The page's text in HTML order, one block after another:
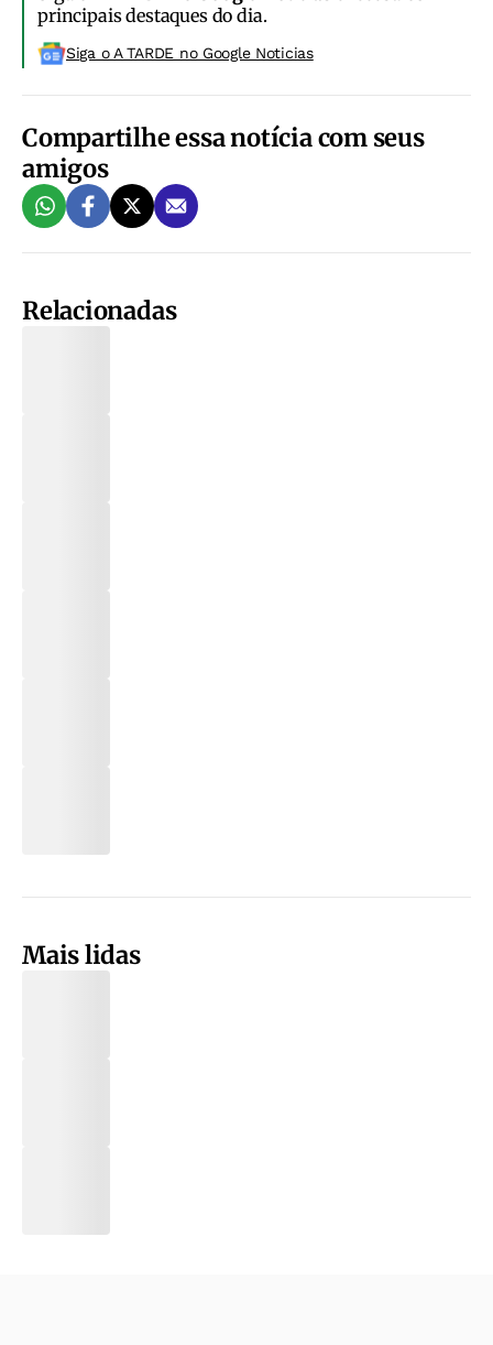
principais destaques do dia.
Siga o A TARDE no Google Noticias
Compartilhe essa notícia com seus
amigos
Relacionadas
Mais lidas